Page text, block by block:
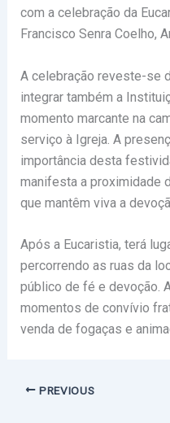
com a celebração da
Francisco Senra Coelho,
A celebração reveste-se
integrar também a
momento marcante na
serviço à Igreja. A
importância desta
manifesta a proximidade
que mantêm viva a
Após a Eucaristia, terá
percorrendo as ruas da
público de fé e devoção.
momentos de convívio
venda de fogaças e
PREVIOUS